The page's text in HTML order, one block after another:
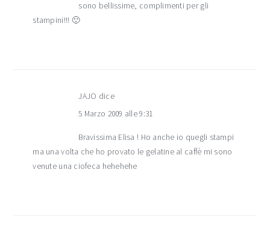
sono bellissime, complimenti per gli
stampini!!! 🙂
JAJO dice
5 Marzo 2009 alle 9:31
Bravissima Elisa ! Ho anche io quegli stampi
ma una volta che ho provato le gelatine al caffè mi sono
venute una ciofeca hehehehe